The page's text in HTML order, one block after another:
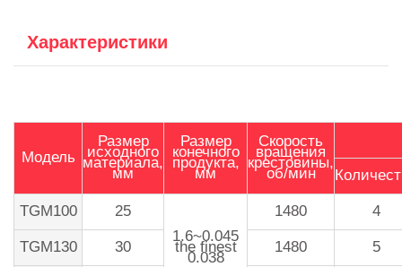
Характеристики
Модель
Размер
исходного
материала,
мм
Размер
конечного
продукта,
мм
Скорость
вращения
крестовины,
об/мин
TGM100
25
1.6~0.045
the finest
0.038
1480 4
TGM130 30 1480 5